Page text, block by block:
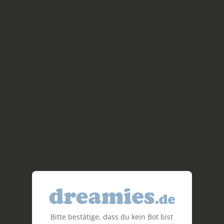
Bitte bestätige, dass du kein Bot bist